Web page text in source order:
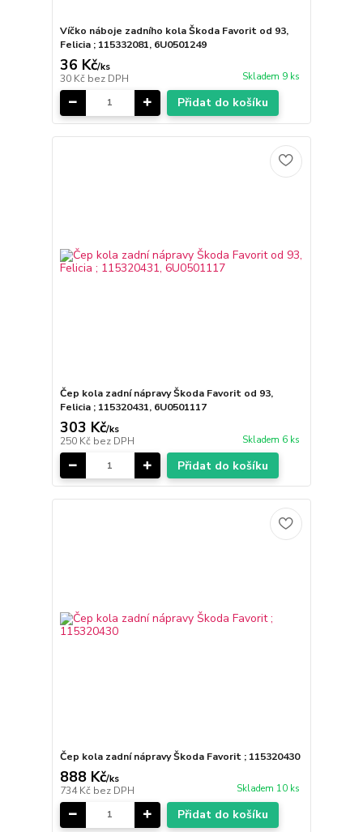
Víčko náboje zadního kola Škoda Favorit od 93,
Felicia ; 115332081, 6U0501249
36 Kč/ks
30 Kč bez DPH Skladem 9 ks
Přidat do košíku
Čep kola zadní nápravy Škoda Favorit od 93,
Felicia ; 115320431, 6U0501117
303 Kč/ks
250 Kč bez DPH Skladem 6 ks
Přidat do košíku
Čep kola zadní nápravy Škoda Favorit ; 115320430
888 Kč/ks
734 Kč bez DPH Skladem 10 ks
Přidat do košíku